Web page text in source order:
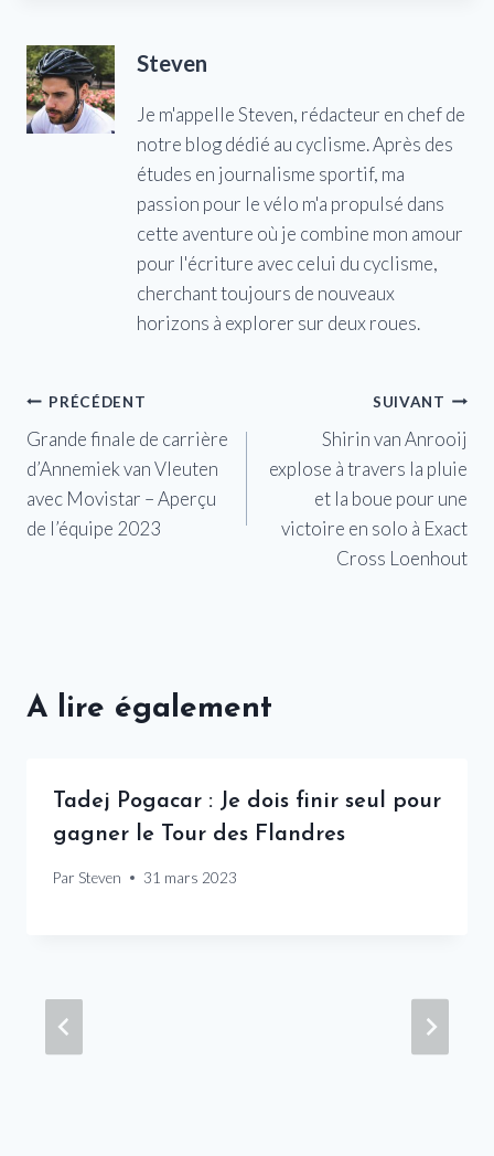
Steven
Je m'appelle Steven, rédacteur en chef de
notre blog dédié au cyclisme. Après des
études en journalisme sportif, ma
passion pour le vélo m'a propulsé dans
cette aventure où je combine mon amour
pour l'écriture avec celui du cyclisme,
cherchant toujours de nouveaux
horizons à explorer sur deux roues.
Navigation
de
l’article
PRÉCÉDENT
Grande finale de carrière
d’Annemiek van Vleuten
avec Movistar – Aperçu
de l’équipe 2023
SUIVANT
Shirin van Anrooij
explose à travers la pluie
et la boue pour une
victoire en solo à Exact
Cross Loenhout
A lire également
Tadej Pogacar : Je dois finir seul pour
gagner le Tour des Flandres
Par Steven 31 mars 2023